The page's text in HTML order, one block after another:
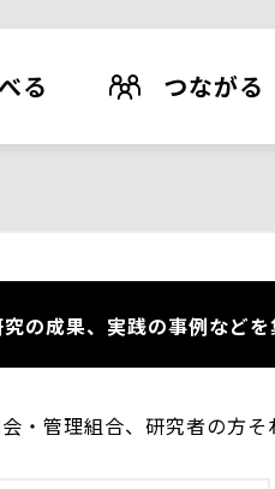
る つながる
の成果、実践の事例などを
・管理組合、研究者の方